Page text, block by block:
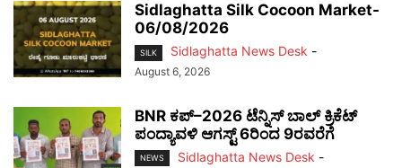
Sidlaghatta Silk Cocoon Market-
06/08/2026
SILK Sidlaghatta News Desk -
August 6, 2026
BNR ಕಪ್–2026 ಟೆನ್ನಿಸ್ ಬಾಲ್ ಕ್ರಿಕೆಟ್
ಪಂದ್ಯಾವಳಿ ಆಗಸ್ಟ್ 6ರಿಂದ 9ರವರೆಗೆ
NEWS Sidlaghatta News Desk -